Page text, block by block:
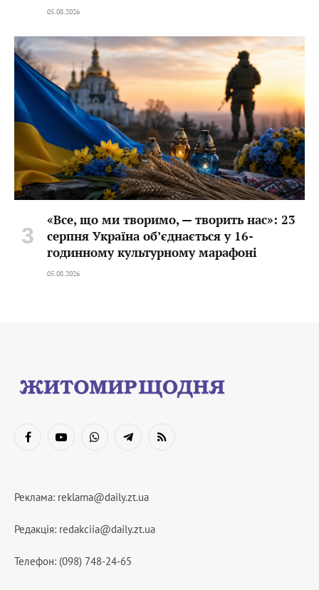
05.08.2026
«Все, що ми творимо, — творить нас»: 23
серпня Україна об’єднається у 16-
годинному культурному марафоні
05.08.2026
FacebookYouTubeWhatsAppTelegramRSS
Реклама: reklama@daily.zt.ua
Редакція: redakciia@daily.zt.ua
Телефон: (098) 748-24-65